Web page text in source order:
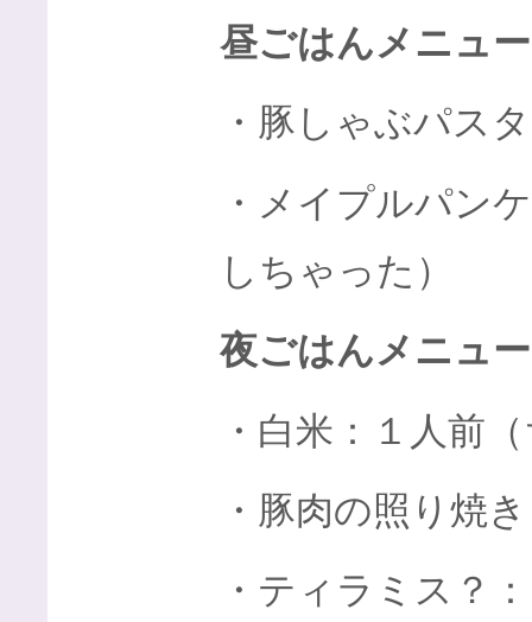
昼ごはんメニュ
・豚しゃぶパス
・メイプルパン
しちゃった）
夜ごはんメニュ
・白米：１人前
・豚肉の照り焼
・ティラミス？